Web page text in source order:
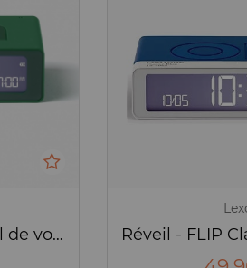
Réveil Flip mini Travel de voyage vert - Lexon